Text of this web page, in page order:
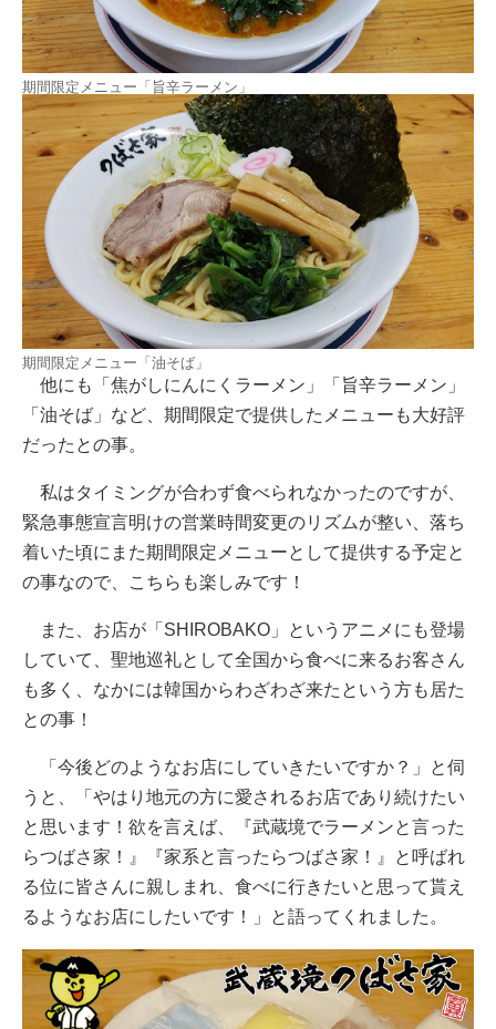
期間限定メニュー「旨辛ラーメン」
期間限定メニュー「油そば」
他にも「焦がしにんにくラーメン」「旨辛ラーメン」
「油そば」など、期間限定で提供したメニューも大好評
だったとの事。
私はタイミングが合わず食べられなかったのですが、
緊急事態宣言明けの営業時間変更のリズムが整い、落ち
着いた頃にまた期間限定メニューとして提供する予定と
の事なので、こちらも楽しみです！
また、お店が「SHIROBAKO」というアニメにも登場
していて、聖地巡礼として全国から食べに来るお客さん
も多く、なかには韓国からわざわざ来たという方も居た
との事！
「今後どのようなお店にしていきたいですか？」と伺
うと、「やはり地元の方に愛されるお店であり続けたい
と思います！欲を言えば、『武蔵境でラーメンと言った
らつばさ家！』『家系と言ったらつばさ家！』と呼ばれ
る位に皆さんに親しまれ、食べに行きたいと思って貰え
るようなお店にしたいです！」と語ってくれました。